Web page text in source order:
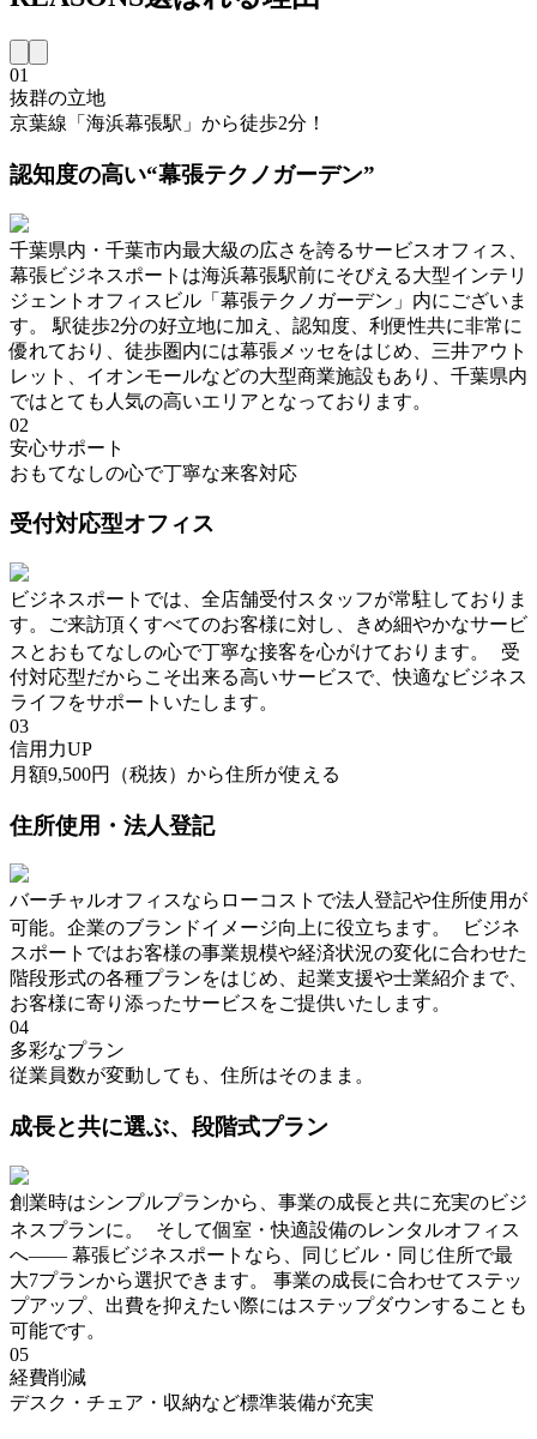
01
抜群の立地
京葉線「海浜幕張駅」から徒歩2分！
認知度の高い“幕張テクノガーデン”
千葉県内・千葉市内最大級の広さを誇るサービスオフィス、
幕張ビジネスポートは海浜幕張駅前にそびえる大型インテリ
ジェントオフィスビル「幕張テクノガーデン」内にございま
す。 駅徒歩2分の好立地に加え、認知度、利便性共に非常に
優れており、徒歩圏内には幕張メッセをはじめ、三井アウト
レット、イオンモールなどの大型商業施設もあり、千葉県内
ではとても人気の高いエリアとなっております。
02
安心サポート
おもてなしの心で丁寧な来客対応
受付対応型オフィス
ビジネスポートでは、全店舗受付スタッフが常駐しておりま
す。ご来訪頂くすべてのお客様に対し、きめ細やかなサービ
スとおもてなしの心で丁寧な接客を心がけております。 受
付対応型だからこそ出来る高いサービスで、快適なビジネス
ライフをサポートいたします。
03
信用力UP
月額9,500円（税抜）から住所が使える
住所使用・法人登記
バーチャルオフィスならローコストで法人登記や住所使用が
可能。企業のブランドイメージ向上に役立ちます。 ビジネ
スポートではお客様の事業規模や経済状況の変化に合わせた
階段形式の各種プランをはじめ、起業支援や士業紹介まで、
お客様に寄り添ったサービスをご提供いたします。
04
多彩なプラン
従業員数が変動しても、住所はそのまま。
成長と共に選ぶ、段階式プラン
創業時はシンプルプランから、事業の成長と共に充実のビジ
ネスプランに。 そして個室・快適設備のレンタルオフィス
へ―― 幕張ビジネスポートなら、同じビル・同じ住所で最
大7プランから選択できます。 事業の成長に合わせてステッ
プアップ、出費を抑えたい際にはステップダウンすることも
可能です。
05
経費削減
デスク・チェア・収納など標準装備が充実